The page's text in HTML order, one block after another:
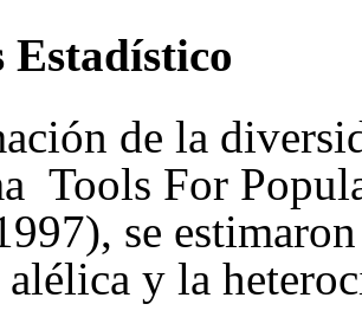
Estadístico
de la
Tools For
se
y la